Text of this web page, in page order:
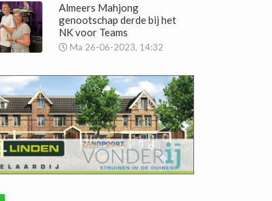
Almeers Mahjong
genootschap derde bij het
NK voor Teams
Ma 26-06-2023, 14:32